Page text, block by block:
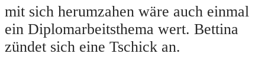
mit sich herumzahen wäre auch einmal
ein Diplomarbeitsthema wert. Bettina
zündet sich eine Tschick an.